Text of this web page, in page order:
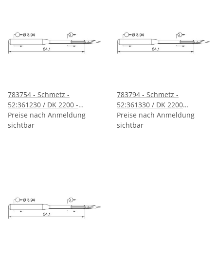
783754 - Schmetz -
52:361230 / DK 2200 -
Sonderanfertigung -
Nadeldicke: 230 / Preis pro
Preise nach Anmeldung
sichtbar
783794 - Schmetz -
52:361330 / DK 2200
Nadeldicke: 330 / Preis pro
Karte á 10 Nadeln
Preise nach Anmeldung
sichtbar